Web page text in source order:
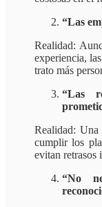
“Las
Realidad:
experiencia,
trato más
“Las
Realidad:
cumplir los
evitan retrasos
“No